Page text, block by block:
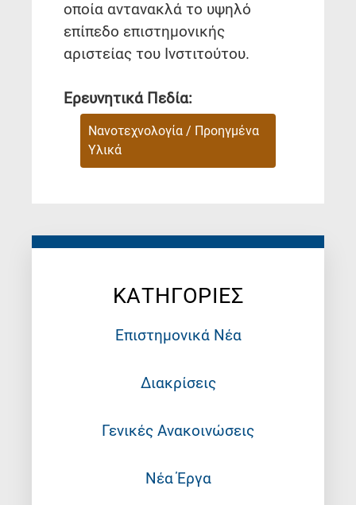
ΚΑΤΗΓΟΡΙΕΣ
Επιστημονικά Νέα
Διακρίσεις
Γενικές Ανακοινώσεις
Νέα Έργα
οποία αντανακλά το υψηλό
επίπεδο επιστημονικής
αριστείας του Ινστιτούτου.
Ερευνητικά Πεδία:
Νανοτεχνολογία / Προηγμένα
Υλικά